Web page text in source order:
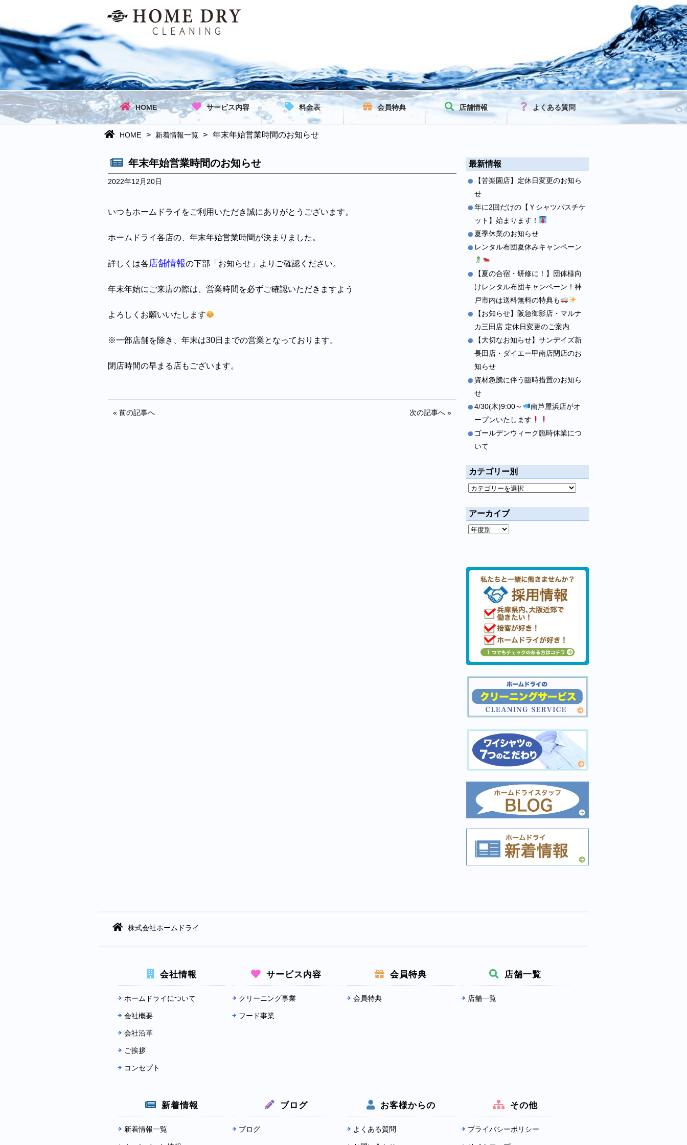
HOME サービス内容 料金表 会員特典 店舗情報 よくある質問
HOME > 新着情報一覧 > 年末年始営業時間のお知らせ
年末年始営業時間のお知らせ
2022年12月20日
いつもホームドライをご利用いただき誠にありがとうございます。
ホームドライ各店の、年末年始営業時間が決まりました。
詳しくは各店舗情報の下部「お知らせ」よりご確認ください。
年末年始にご来店の際は、営業時間を必ずご確認いただきますよう
よろしくお願いいたします
※一部店舗を除き、年末は30日までの営業となっております。
閉店時間の早まる店もございます。
« 前の記事へ 次の記事へ »
最新情報
【苦楽園店】定休日変更のお知ら
せ
年に2回だけの【Ｙシャツパスチケ
ット】始まります！
夏季休業のお知らせ
レンタル布団夏休みキャンペーン
【夏の合宿・研修に！】団体様向
けレンタル布団キャンペーン！神
戸市内は送料無料の特典も
【お知らせ】阪急御影店・マルナ
カ三田店 定休日変更のご案内
【大切なお知らせ】サンデイズ新
長田店・ダイエー甲南店閉店のお
知らせ
資材急騰に伴う臨時措置のお知ら
せ
4/30(木)9:00～
南芦屋浜店がオ
ープンいたします
ゴールデンウィーク臨時休業につ
いて
カテゴリー別
アーカイブ
株式会社ホームドライ
会社情報
ホームドライについて
会社概要
会社沿革
ご挨拶
コンセプト
サービス内容
クリーニング事業
フード事業
会員特典
会員特典
店舗一覧
店舗一覧
新着情報
新着情報一覧
ブログ
ブログ
お客様からの
よくある質問
その他
プライバシーポリシー